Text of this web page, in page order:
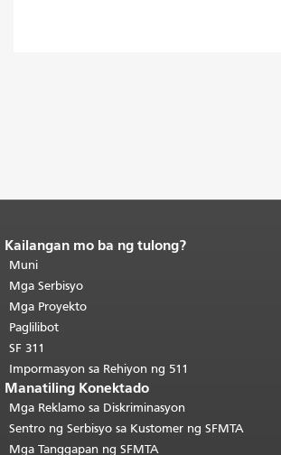
Katapusan ng nilalaman ng
pahina.
pahinang ito ay nauulit sa bawat
pahina.Bumalik sa tuktok ng
pangunahing nilalaman
Kailangan mo ba ng tulong?
Muni
Mga Serbisyo
Mga Proyekto
Paglilibot
SF 311
Impormasyon sa Rehiyon ng 511
Manatiling Konektado
Mga Reklamo sa Diskriminasyon
Sentro ng Serbisyo sa Kustomer ng SFMTA
Mga Tanggapan ng SFMTA